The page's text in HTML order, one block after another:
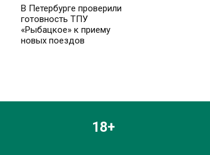
В Петербурге проверили
готовность ТПУ
«Рыбацкое» к приему
новых поездов
18+